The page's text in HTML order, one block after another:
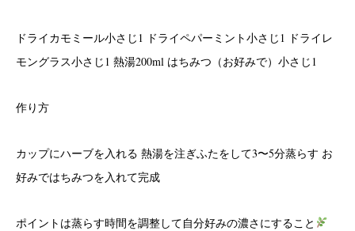
ドライカモミール小さじ1 ドライペパーミント小さじ1 ドライレ
モングラス小さじ1 熱湯200ml はちみつ（お好みで）小さじ1
作り方
カップにハーブを入れる 熱湯を注ぎふたをして3〜5分蒸らす お
好みではちみつを入れて完成
ポイントは蒸らす時間を調整して自分好みの濃さにすること